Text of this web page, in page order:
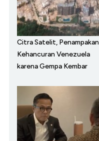
Citra Satelit, Penampakan
Kehancuran Venezuela
karena Gempa Kembar